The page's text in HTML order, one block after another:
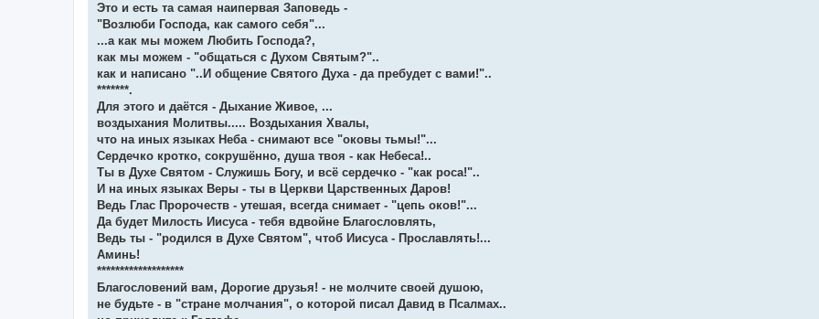
Это и есть та самая наипервая Заповедь -
"Возлюби Господа, как самого себя"...
...а как мы можем Любить Господа?,
как мы можем - "общаться с Духом Святым?"..
как и написано "..И общение Святого Духа - да пребудет с вами!"..
*******.
Для этого и даётся - Дыхание Живое, ...
воздыхания Молитвы..... Воздыхания Хвалы,
что на иных языках Неба - снимают все "оковы тьмы!"...
Сердечко кротко, сокрушённо, душа твоя - как Небеса!..
Ты в Духе Святом - Служишь Богу, и всё сердечко - "как роса!"..
И на иных языках Веры - ты в Церкви Царственных Даров!
Ведь Глас Пророчеств - утешая, всегда снимает - "цепь оков!"...
Да будет Милость Иисуса - тебя вдвойне Благословлять,
Ведь ты - "родился в Духе Святом", чтоб Иисуса - Прославлять!...
Аминь!
*******************
Благословений вам, Дорогие друзья! - не молчите своей душою,
не будьте - в "стране молчания", о которой писал Давид в Псалмах..